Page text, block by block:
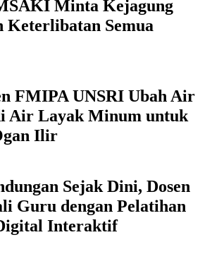
Minta Kejagung
Keterlibatan Semua
FMIPA UNSRI Ubah Air
Air Layak Minum untuk
Ilir
Sejak Dini, Dosen
Guru dengan Pelatihan
Interaktif